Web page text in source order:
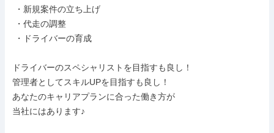
ドライバーのスペシャリストを目指すも良し！
管理者としてスキルUPを目指すも良し！
あなたのキャリアプランに合った働き方が
当社にはあります♪